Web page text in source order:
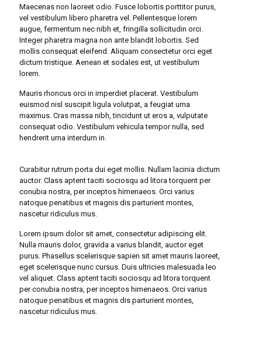
Maecenas non laoreet odio. Fusce lobortis porttitor purus,
vel vestibulum libero pharetra vel. Pellentesque lorem
augue, fermentum nec nibh et, fringilla sollicitudin orci.
Integer pharetra magna non ante blandit lobortis. Sed
mollis consequat eleifend. Aliquam consectetur orci eget
dictum tristique. Aenean et sodales est, ut vestibulum
lorem.
Mauris rhoncus orci in imperdiet placerat. Vestibulum
euismod nisl suscipit ligula volutpat, a feugiat urna
maximus. Cras massa nibh, tincidunt ut eros a, vulputate
consequat odio. Vestibulum vehicula tempor nulla, sed
hendrerit urna interdum in.
Curabitur rutrum porta dui eget mollis. Nullam lacinia dictum
auctor. Class aptent taciti sociosqu ad litora torquent per
conubia nostra, per inceptos himenaeos. Orci varius
natoque penatibus et magnis dis parturient montes,
nascetur ridiculus mus.
Lorem ipsum dolor sit amet, consectetur adipiscing elit.
Nulla mauris dolor, gravida a varius blandit, auctor eget
purus. Phasellus scelerisque sapien sit amet mauris laoreet,
eget scelerisque nunc cursus. Duis ultricies malesuada leo
vel aliquet. Class aptent taciti sociosqu ad litora torquent
per conubia nostra, per inceptos himenaeos. Orci varius
natoque penatibus et magnis dis parturient montes,
nascetur ridiculus mus.